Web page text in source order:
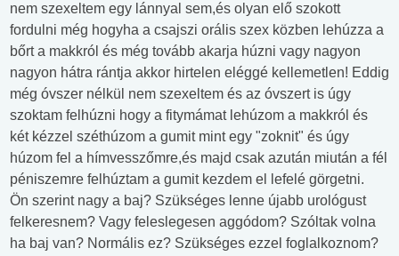
nem szexeltem egy lánnyal sem,és olyan elő szokott
fordulni még hogyha a csajszi orális szex közben lehúzza a
bőrt a makkról és még tovább akarja húzni vagy nagyon
nagyon hátra rántja akkor hirtelen eléggé kellemetlen! Eddig
még óvszer nélkül nem szexeltem és az óvszert is úgy
szoktam felhúzni hogy a fitymámat lehúzom a makkról és
két kézzel széthúzom a gumit mint egy "zoknit" és úgy
húzom fel a hímvesszőmre,és majd csak azután miután a fél
péniszemre felhúztam a gumit kezdem el lefelé görgetni.
Ön szerint nagy a baj? Szükséges lenne újabb urológust
felkeresnem? Vagy feleslegesen aggódom? Szóltak volna
ha baj van? Normális ez? Szükséges ezzel foglalkoznom?